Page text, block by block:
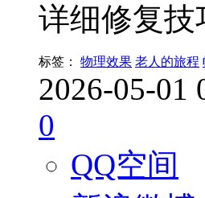
详细修复技
标签： 物理效果 老人的旅程
2026-05-01
0
QQ空间